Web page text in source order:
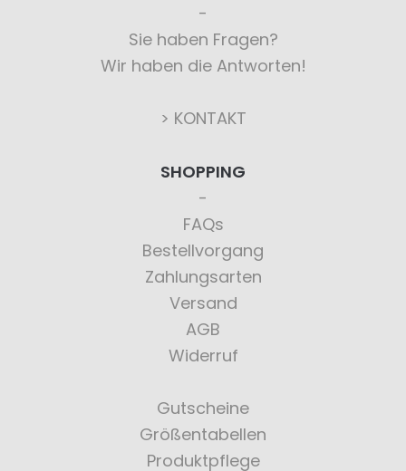
Sie haben Fragen?
Wir haben die Antworten!
> KONTAKT
SHOPPING
FAQs
Bestellvorgang
Zahlungsarten
Versand
AGB
Widerruf
Gutscheine
Größentabellen
Produktpflege